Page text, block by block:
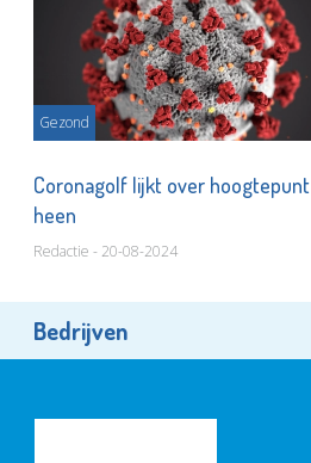
Gezond
Coronagolf lijkt over hoogtepunt
heen
Redactie - 20-08-2024
Bedrijven